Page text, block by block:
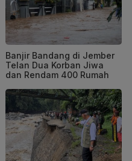
Banjir Bandang di Jember
Telan Dua Korban Jiwa
dan Rendam 400 Rumah